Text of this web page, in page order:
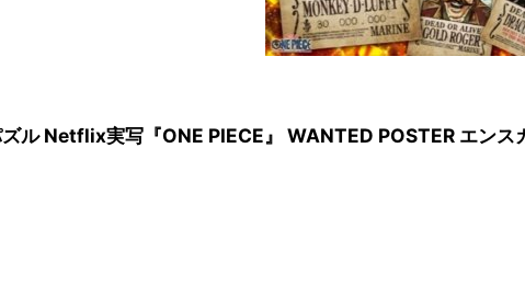
ル Netflix実写『ONE PIECE』 WANTED POSTER エン